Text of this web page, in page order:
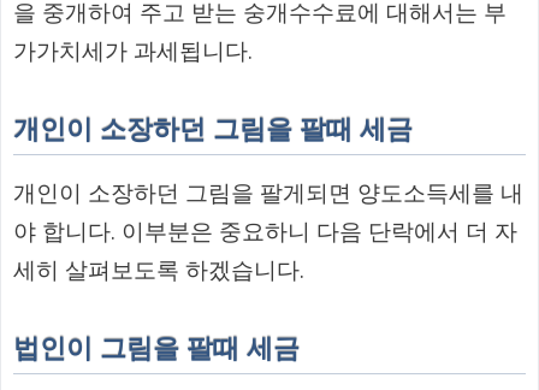
을 중개하여 주고 받는 숭개수수료에 대해서는 부
가가치세가 과세됩니다.
개인이 소장하던 그림을 팔때 세금
개인이 소장하던 그림을 팔게되면 양도소득세를 내
야 합니다. 이부분은 중요하니 다음 단락에서 더 자
세히 살펴보도록 하겠습니다.
법인이 그림을 팔때 세금